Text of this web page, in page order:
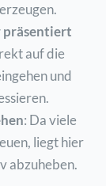
präsentiert
auf die
und
: Da viele
liegt hier
abzuheben.